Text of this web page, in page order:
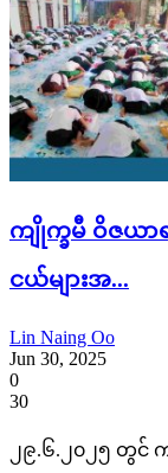
ကျိုက္ခမီ ဝိဇယာ
ငယ်များအ...
Lin Naing Oo
Jun 30, 2025
0
30
၂၉.၆.၂၀၂၅ တွင်